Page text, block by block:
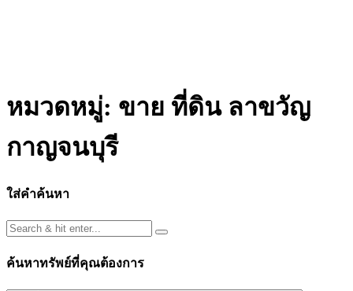
หมวดหมู่: ขาย ที่ดิน ลาขวัญ
กาญจนบุรี
ใส่คำค้นหา
ค้นหาทรัพย์ที่คุณต้องการ